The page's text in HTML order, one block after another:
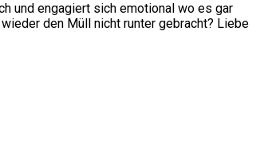
und engagiert sich emotional wo es gar
den Müll nicht runter gebracht? Liebe